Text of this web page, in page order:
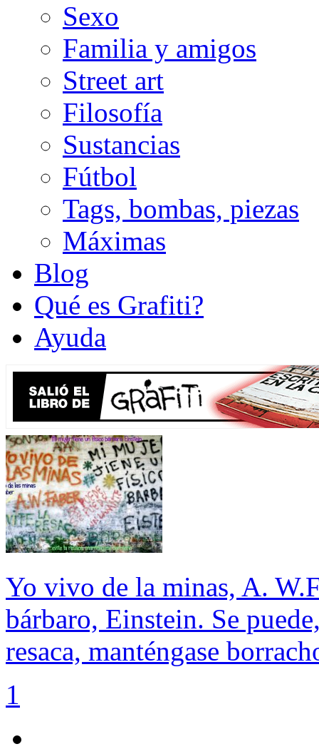
Sexo
Familia y amigos
Street art
Filosofía
Sustancias
Fútbol
Tags, bombas, piezas
Máximas
Blog
Qué es Grafiti?
Ayuda
Yo vivo de la minas, A.
bárbaro, Einstein. Se
resaca, manténgase
1